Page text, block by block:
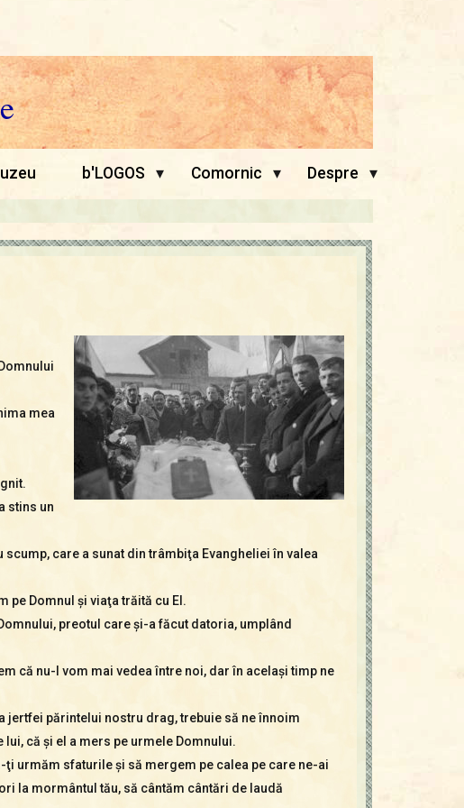
b'LOGOS ▾ Comornic ▾ Despre ▾
mea
stins un
care a sunat din trâmbiţa Evangheliei în valea
pe Domnul şi viaţa trăită cu El.
preotul care şi-a făcut datoria, umplând
că nu-l vom mai vedea între noi, dar în acelaşi timp ne
părintelui nostru drag, trebuie să ne înnoim
că şi el a mers pe urmele Domnului.
urmăm sfaturile şi să mergem pe calea pe care ne-ai
la mormântul tău, să cântăm cântări de laudă